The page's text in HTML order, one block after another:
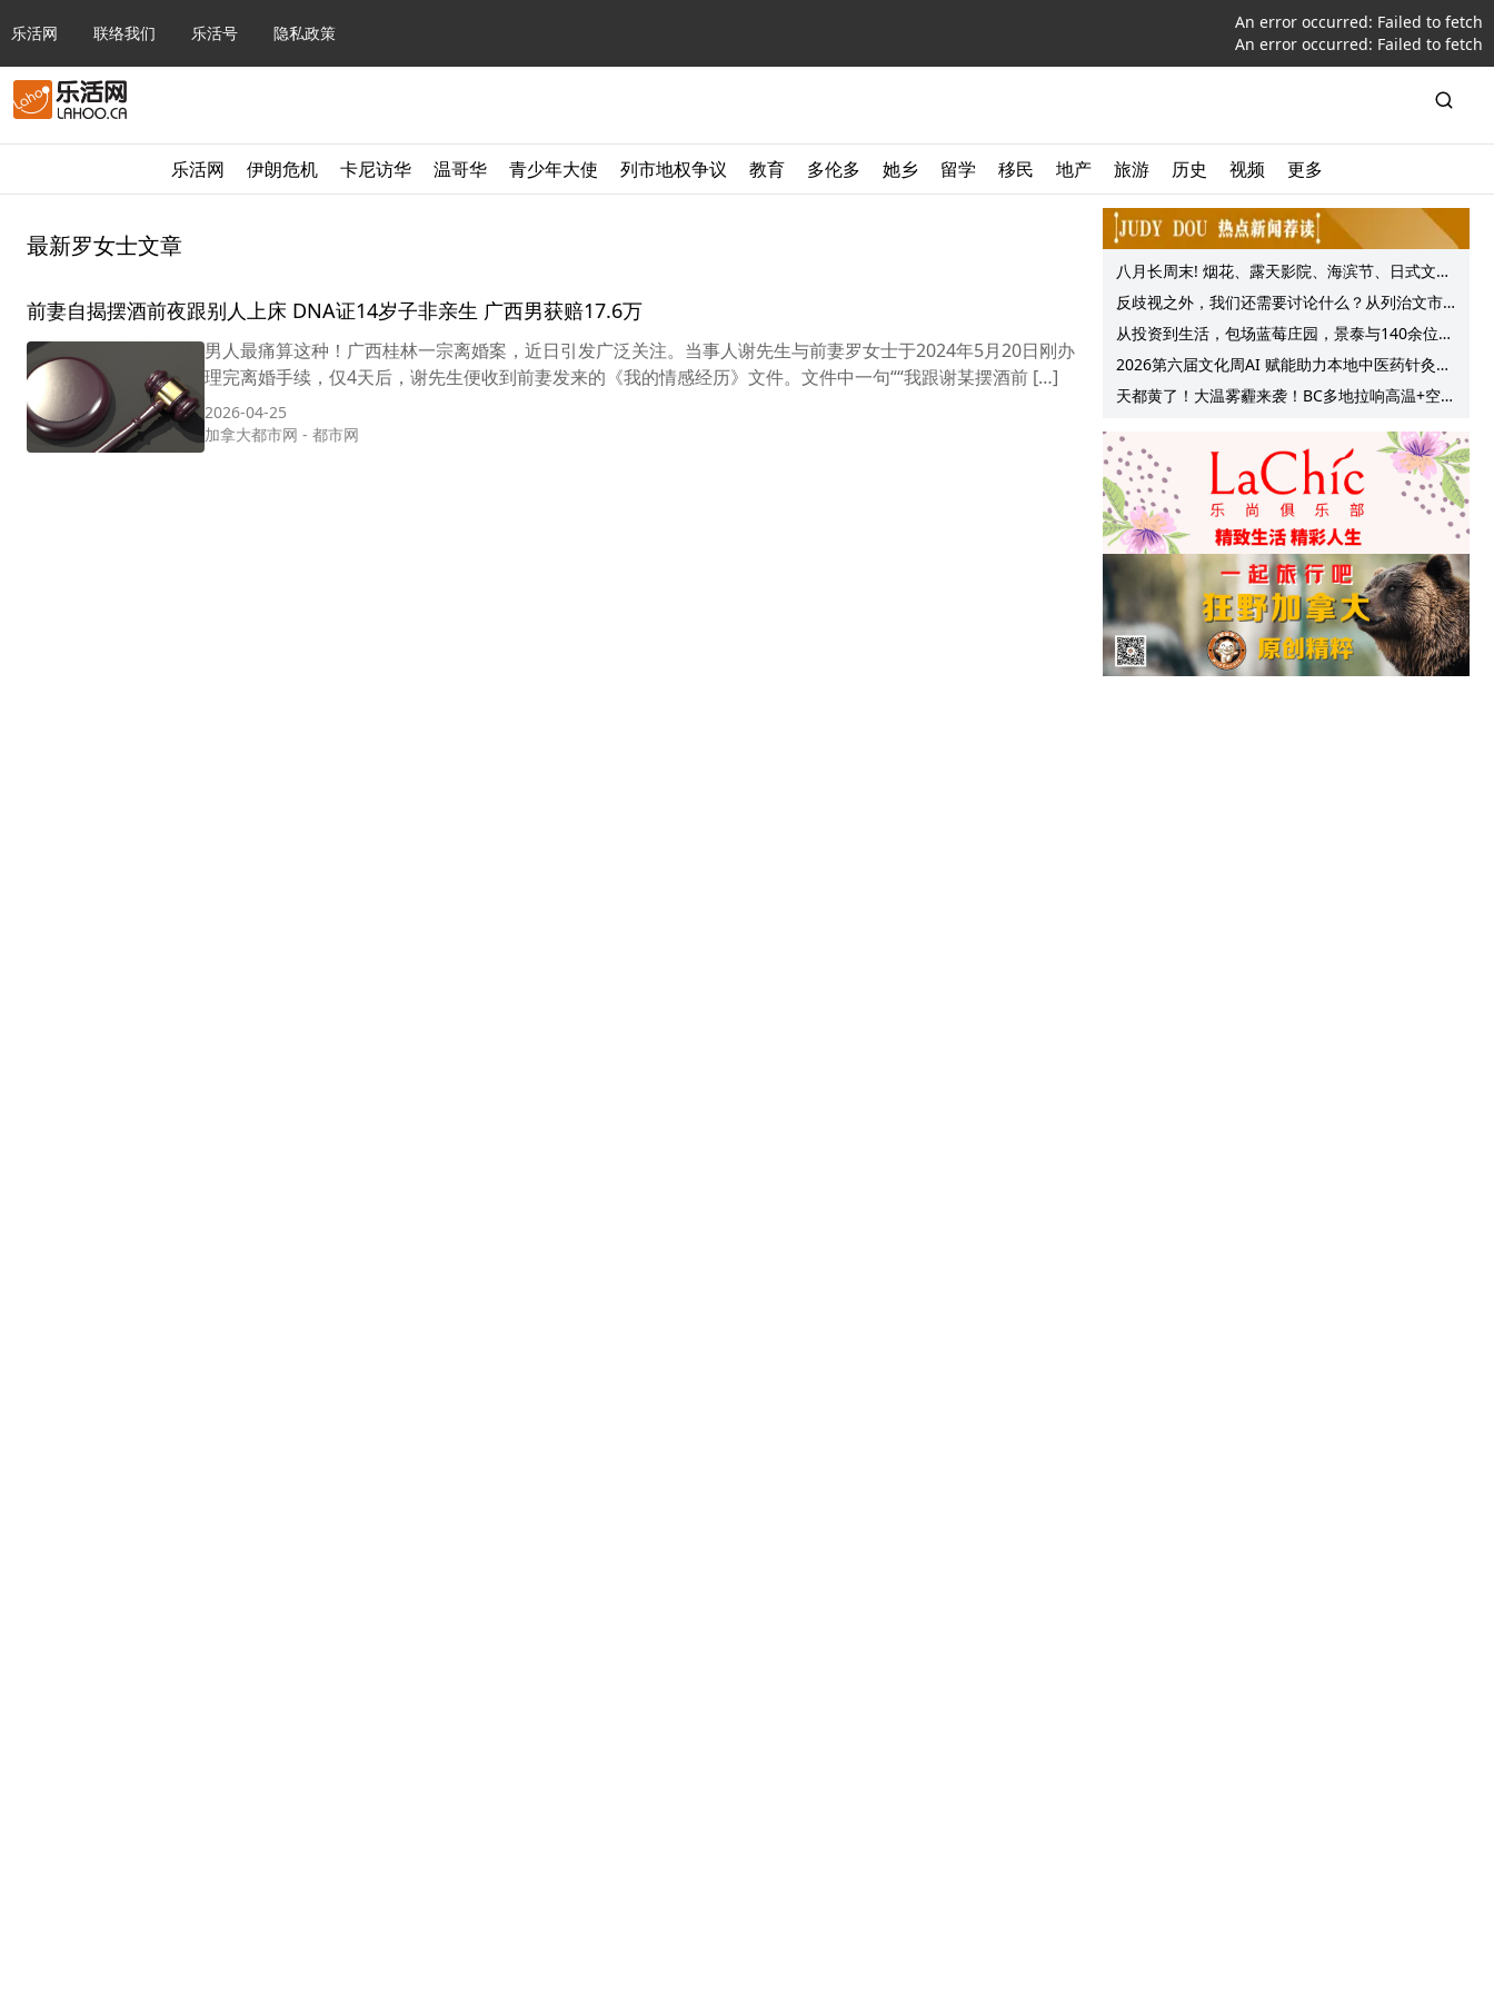
乐活网 联络我们 乐活号 隐私政策
An error occurred: Failed to fetch
An error occurred: Failed to fetch
乐活网 伊朗危机 卡尼访华 温哥华 青少年大使 列市地权争议 教育 多伦多 她乡 留学 移民 地产 旅游 历史 视频 更多
最新罗女士文章
前妻自揭摆酒前夜跟别人上床 DNA证14岁子非亲生 广西男获赔17.6万
男人最痛算这种！广西桂林一宗离婚案，近日引发广泛关注。当事人谢先生与前妻罗女士于2024年5月20日刚办
理完离婚手续，仅4天后，谢先生便收到前妻发来的《我的情感经历》文件。文件中一句““我跟谢某摆酒前 […]
2026-04-25
加拿大都市网 - 都市网
八月长周末! 烟花、露天影院、海滨节、日式文化
节庆, 大温哥华各种精彩活动上线!
反歧视之外，我们还需要讨论什么？从列治文市
议会一项动议谈起
从投资到生活，包场蓝莓庄园，景泰与140余位客
户共享夏日”莓”好时光
2026第六届文化周AI 赋能助力本地中医药针灸服
务提质升级
天都黄了！大温雾霾来袭！BC多地拉响高温+空气